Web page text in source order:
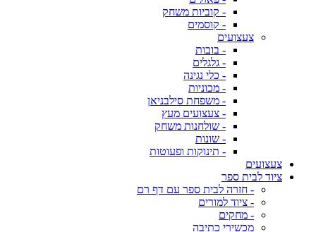
- קוביות משחק
- קוסמים
צעצועים
- בובות
- גלגלים
- כלי נגינה
- מכוניות
- משפחת סילבניאן
- צעצועים מעץ
- שולחנות משחק
- שונות
- תינוקות ופעוטות
צעצועים
ציוד לבית ספר
- חזרה לבית ספר עם דף רם
- ציוד למורים
- מחקים
מכשירי כתיבה